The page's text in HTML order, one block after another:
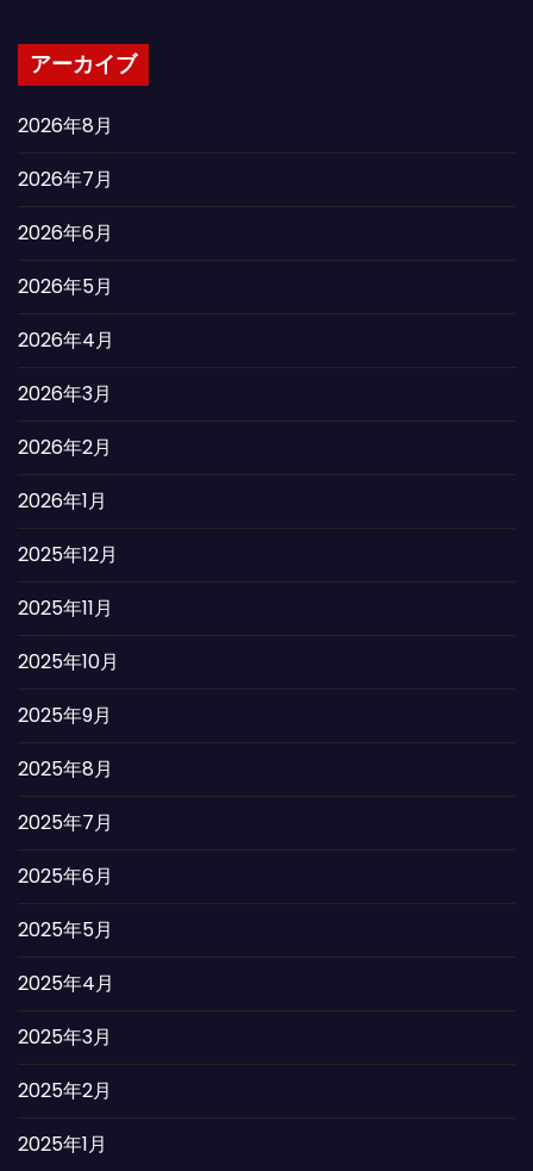
アーカイブ
2026年8月
2026年7月
2026年6月
2026年5月
2026年4月
2026年3月
2026年2月
2026年1月
2025年12月
2025年11月
2025年10月
2025年9月
2025年8月
2025年7月
2025年6月
2025年5月
2025年4月
2025年3月
2025年2月
2025年1月